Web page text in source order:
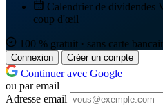
Calendrier de dividendes
coup d'œil
100 % gratuit · sans carte
Connexion Créer un compte
Continuer avec Google
ou par email
Adresse email